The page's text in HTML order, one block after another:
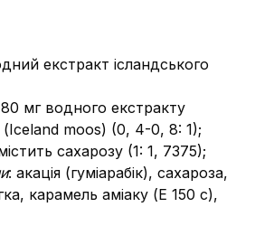
екстракт ісландського
мг водного екстракту
(Iceland moos) (0, 4-0, 8: 1);
сахарозу (1: 1, 7375);
: акація (гуміарабік), сахароза,
карамель аміаку (Е 150 с),